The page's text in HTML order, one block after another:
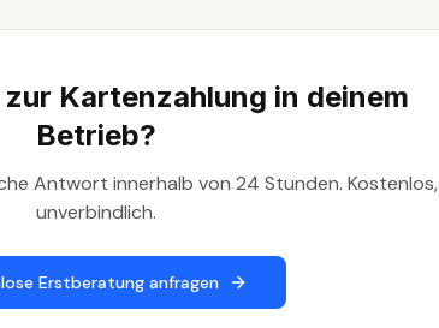
Kartenzahlung in deinem
Betrieb?
Antwort innerhalb von 24 Stunden. Kostenlos,
unverbindlich.
Erstberatung anfragen